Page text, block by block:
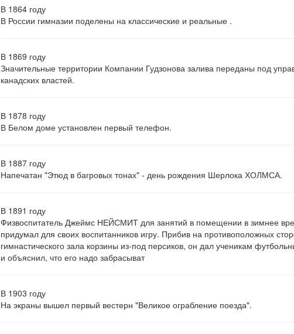
В 1864 году
В России гимназии поделены на классические и реальные .
В 1869 году
Значительные территории Компании Гудзонова залива переданы под
канадских властей.
В 1878 году
В Белом доме установлен первый телефон.
В 1887 году
Напечатан "Этюд в багровых тонах" - день рождения Шерлока ХОЛМСА.
В 1891 году
Физвоспитатель Джеймс НЕЙСМИТ для занятий в помещении в зимнее
придумал для своих воспитанников игру. Прибив на противоположных
гимнастического зала корзины из-под персиков, он дал ученикам
и объяснил, что его надо забрасыват
В 1903 году
На экраны вышел первый вестерн "Великое ограбление поезда".